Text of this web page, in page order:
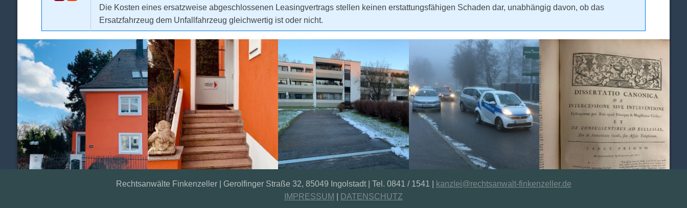
Die Kosten eines ersatzweise abgeschlossenen Leasingvertrags stellen keinen erstattungsfähigen Schaden dar, unabhängig davon, ob das
Ersatzfahrzeug dem Unfallfahrzeug gleichwertig ist oder nicht.
Rechtsanwälte Finkenzeller | Gerolfinger Straße 32, 85049 Ingolstadt | Tel. 0841 / 1541 |
kanzlei@rechtsanwalt-finkenzeller.de
IMPRESSUM
DATENSCHUTZ